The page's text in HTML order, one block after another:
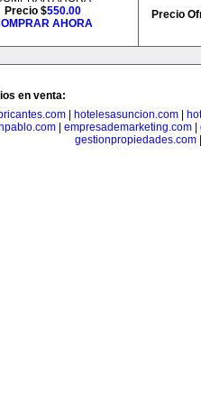
Precio $550.00
AHORA
Precio
en venta:
hotelesasuncion.com
| empresademarketing.com|
gestionpropiedades.com|